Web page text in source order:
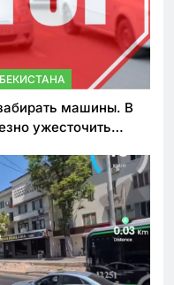
машины. В
ужесточить